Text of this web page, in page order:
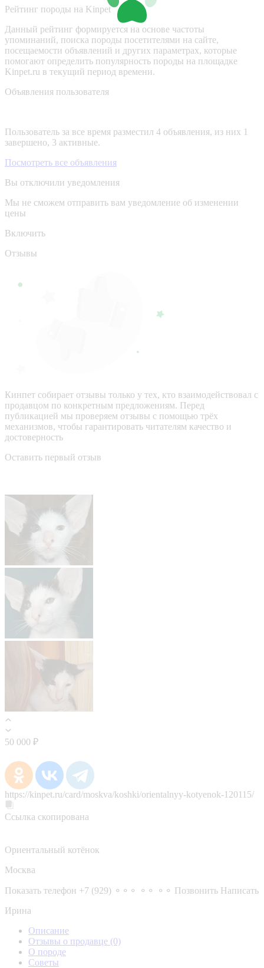
Рейтинг породы на Kinpet
Данный рейтинг формируется на основе частоты
упоминаний, поиска породы посетителями на сайте,
посещаемости объявлений и других параметрах, которые
помогают определить популярность породы на площадке
Kinpet.ru в текущий период времени.
Объявления пользователя
Пользователь за все время разместил 4 объявления, из них 1
завершено, 3 активные.
Посмотреть все объявления
Вы отключили уведомления
Мы не сможем отправить вам уведомление об изменении
цены
Включить
Отзывы
Кинпет собирает отзывы только у тех, кто взаимодействовал с
продавцом по конкретным предложениям. Перед
публикацией мы проверяем отзывы с помощью трёх
механизмов, чтобы гарантировать читателям качество и
достоверность
Оставить первый отзыв
50 000 ₽
https://kinpet.ru/card/moskva/koshki/orientalnyy-kotyenok-120115/
Ссылка скопирована
Ориентальный котёнок
Москва
Показать телефон +7 (929) ⚬⚬⚬ ⚬⚬ ⚬⚬ Позвонить Написать
Ирина
Описание
Отзывы о продавце (0)
О породе
Советы